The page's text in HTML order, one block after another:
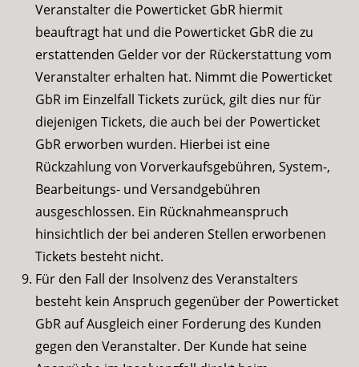
Veranstalter die Powerticket GbR hiermit
beauftragt hat und die Powerticket GbR die zu
erstattenden Gelder vor der Rückerstattung vom
Veranstalter erhalten hat. Nimmt die Powerticket
GbR im Einzelfall Tickets zurück, gilt dies nur für
diejenigen Tickets, die auch bei der Powerticket
GbR erworben wurden. Hierbei ist eine
Rückzahlung von Vorverkaufsgebühren, System-,
Bearbeitungs- und Versandgebühren
ausgeschlossen. Ein Rücknahmeanspruch
hinsichtlich der bei anderen Stellen erworbenen
Tickets besteht nicht.
Für den Fall der Insolvenz des Veranstalters
besteht kein Anspruch gegenüber der Powerticket
GbR auf Ausgleich einer Forderung des Kunden
gegen den Veranstalter. Der Kunde hat seine